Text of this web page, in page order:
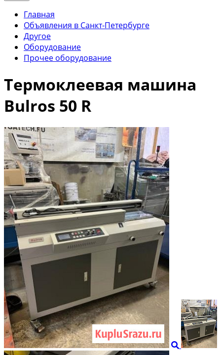
Главная
Объявления в Санкт-Петербурге
Другое
Оборудование
Прочее оборудование
Термоклеевая машина
Bulros 50 R